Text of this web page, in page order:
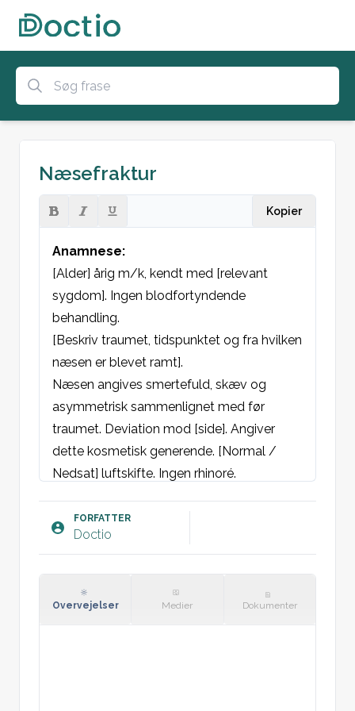
Næsefraktur
Kopier
Anamnese:
[Alder] årig m/k, kendt med [relevant
sygdom]. Ingen blodfortyndende
behandling.
[Beskriv traumet, tidspunktet og fra hvilken
næsen er blevet ramt].
Næsen angives smertefuld, skæv og
asymmetrisk sammenlignet med før
traumet. Deviation mod [side]. Angiver
dette kosmetisk generende. [Normal /
Nedsat] luftskifte. Ingen rhinoré.
klager, tandskade samt skævt
sammenbid/malokklusion.
Objektivt:
FORFATTER
Doctio
Overvejelser Medier Dokumenter